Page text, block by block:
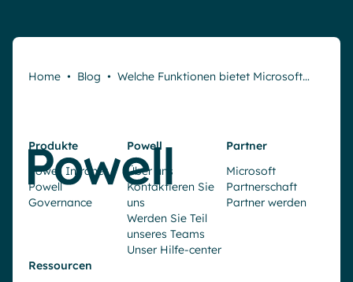
Home • Blog • Welche Funktionen bietet Microsoft…
Produkte
Powell Intranet
Powell
Governance
Powell
Über uns
Kontaktieren Sie
uns
Werden Sie Teil
unseres Teams
Unser Hilfe-center
Partner
Microsoft
Partnerschaft
Partner werden
Ressourcen